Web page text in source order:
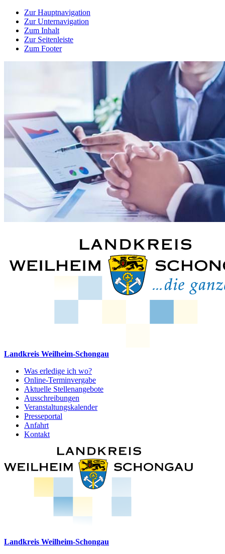
Zur Hauptnavigation
Zur Unternavigation
Zum Inhalt
Zur Seitenleiste
Zum Footer
Landkreis Weilheim-Schongau
Was erledige ich wo?
Online-Terminvergabe
Aktuelle Stellenangebote
Ausschreibungen
Veranstaltungskalender
Presseportal
Anfahrt
Kontakt
Landkreis Weilheim-Schongau